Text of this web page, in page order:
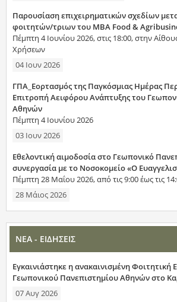
Παρουσίαση επιχειρηματικών σχεδίων
φοιτητών/τριων του MBA Food &
Πέμπτη 4 Ιουνίου 2026, στις 18:00, στην
Χρήσεων
04 Ιουν 2026
ΓΠΑ_Εορτασμός της Παγκόσμιας Ημέρας
Επιτροπή Αειφόρου Ανάπτυξης του
Αθηνών
Πέμπτη 4 Ιουνίου 2026
03 Ιουν 2026
Εθελοντική αιμοδοσία στο Γεωπονικό
συνεργασία με το Νοσοκομείο «Ο
Πέμπτη 28 Μαΐου 2026, από τις 9:00 έως τις
28 Μάιος 2026
ΝΕΑ - ΕΙΔΗΣΕΙΣ
Εγκαινιάστηκε η ανακαινισμένη Φοιτητική
Γεωπονικού Πανεπιστημίου Αθηνών στο
07 Αυγ 2026